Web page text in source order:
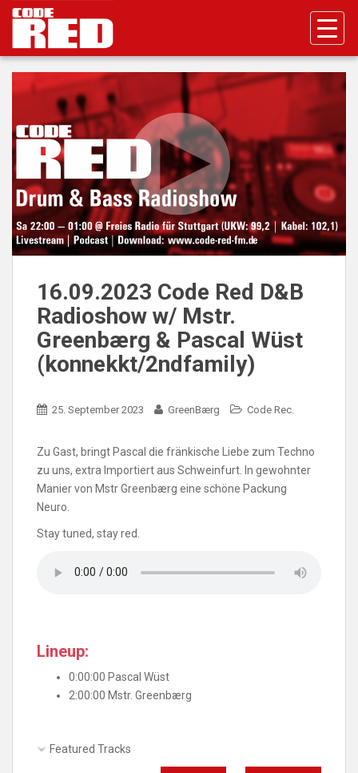
p
16.09.2023 Code Red D&B
Radioshow w/ Mstr.
Greenbærg & Pascal Wüst
(konnekkt/2ndfamily)
25. September 2023 GreenBærg Code Rec.
Zu Gast, bringt Pascal die fränkische Liebe zum Techno
zu uns, extra Importiert aus Schweinfurt. In gewohnter
Manier von Mstr Greenbærg eine schöne Packung
Neuro.
Stay tuned, stay red.
Lineup:
0:00:00 Pascal Wüst
2:00:00 Mstr. Greenbærg
Featured Tracks